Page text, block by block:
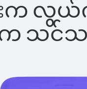
င်းက
ါက သင်